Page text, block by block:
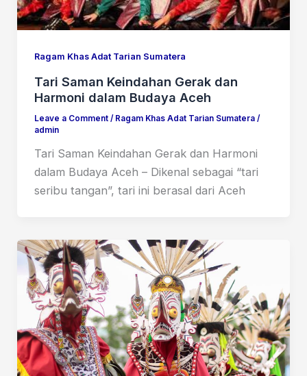
Ragam Khas Adat Tarian Sumatera
Tari Saman Keindahan Gerak dan
Harmoni dalam Budaya Aceh
Leave a Comment / Ragam Khas Adat Tarian Sumatera/
admin
Tari Saman Keindahan Gerak dan Harmoni
dalam Budaya Aceh – Dikenal sebagai “tari
seribu tangan”, tari ini berasal dari Aceh